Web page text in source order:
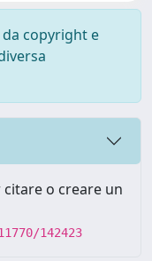
copyright e
o creare un
142423